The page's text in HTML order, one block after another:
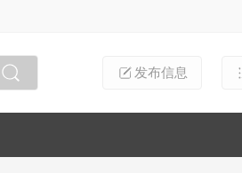
发布信息